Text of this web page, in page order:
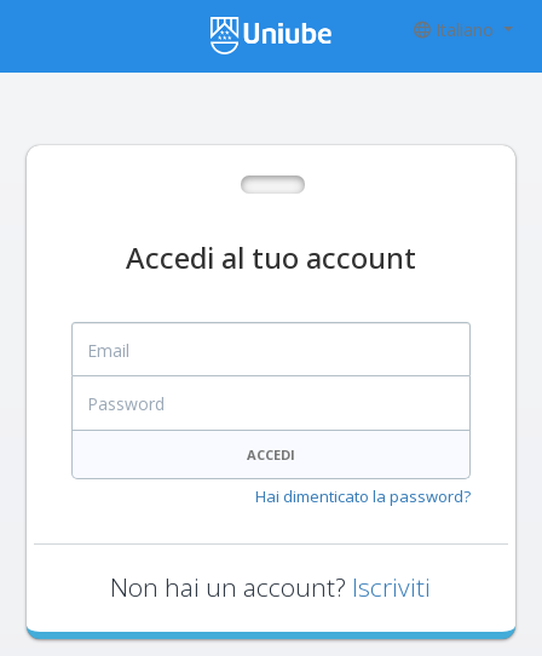
Italiano
Accedi al tuo account
Email
ACCEDI
Hai dimenticato la password?
Non hai un account? Iscriviti